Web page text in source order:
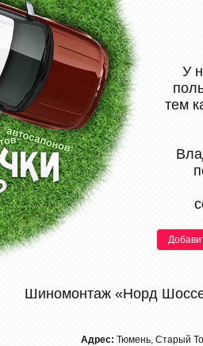
У
тем
Шиномонтаж «Норд
Адрес: Тюмень, Старый